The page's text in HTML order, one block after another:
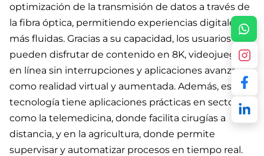
optimización de la transmisión de datos a través de
la fibra óptica, permitiendo experiencias digitales
más fluidas. Gracias a su capacidad, los usuarios
pueden disfrutar de contenido en 8K, videojuegos
en línea sin interrupciones y aplicaciones avanzadas
como realidad virtual y aumentada. Además, esta
tecnología tiene aplicaciones prácticas en sectores
como la telemedicina, donde facilita cirugías a
distancia, y en la agricultura, donde permite
supervisar y automatizar procesos en tiempo real.